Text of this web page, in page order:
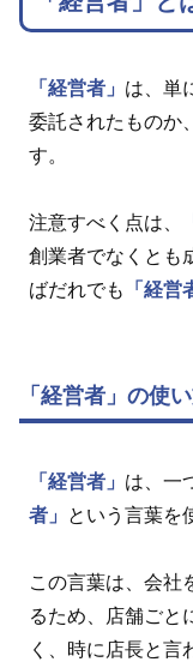
「経営者」 は、単
委託されたものか
す。
注意すべく点は、
創業者でなくとも
ばだれでも
「経営
「経営者」の使
「経営者」 は、一
者」
という言葉を
この言葉は、会社
るため、店舗ごと
く、時に店長と言